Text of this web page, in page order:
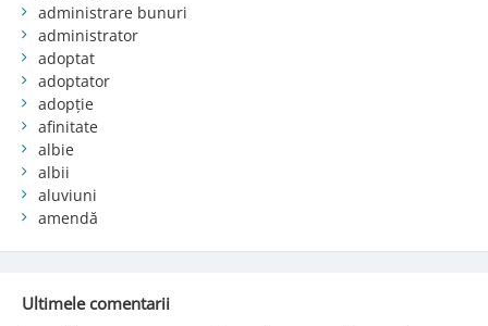
administrare bunuri
administrator
adoptat
adoptator
adopție
afinitate
albie
albii
aluviuni
amendă
Ultimele comentarii